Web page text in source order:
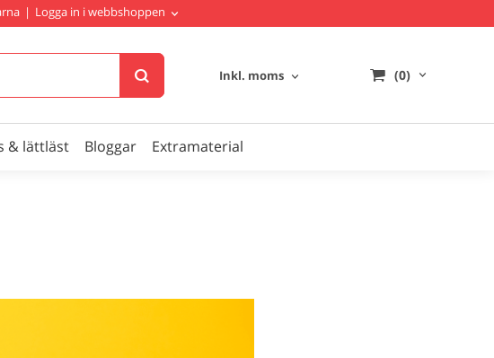
| Logga in i webbshoppen
Inkl. moms (0)
& lättläst Bloggar Extramaterial